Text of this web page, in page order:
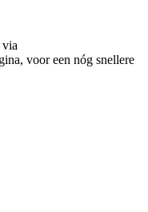
voor een nóg snellere